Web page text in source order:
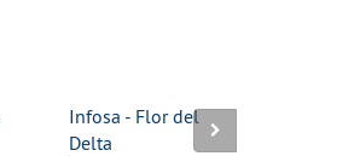
Infosa - Flor del
Delta